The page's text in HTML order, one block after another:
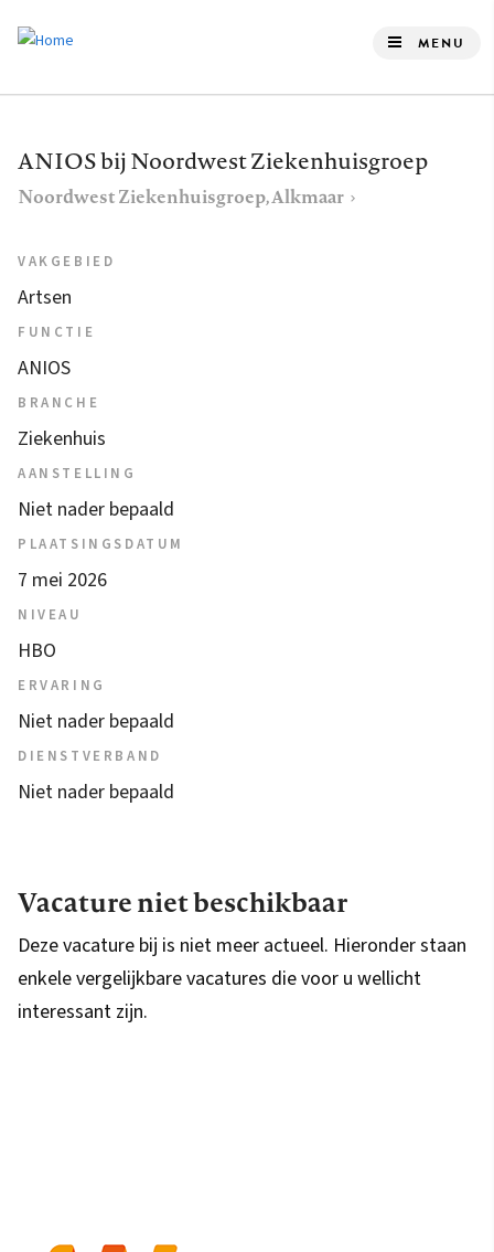
de
gaan
MENU
ANIOS bij Noordwest Ziekenhuisgroep
Noordwest Ziekenhuisgroep, Alkmaar
VAKGEBIED
Artsen
FUNCTIE
ANIOS
BRANCHE
Ziekenhuis
AANSTELLING
Niet nader bepaald
PLAATSINGSDATUM
7 mei 2026
NIVEAU
HBO
ERVARING
Niet nader bepaald
DIENSTVERBAND
Niet nader bepaald
Vacature niet beschikbaar
Deze vacature bij is niet meer actueel. Hieronder staan
enkele vergelijkbare vacatures die voor u wellicht
interessant zijn.